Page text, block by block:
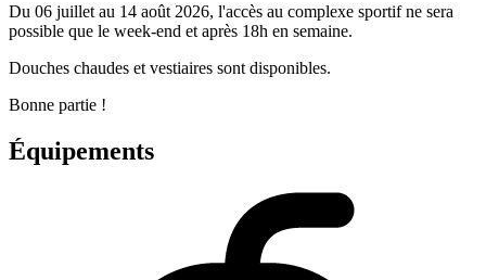
Du 06 juillet au 14 août 2026, l'accès au complexe sportif ne sera
possible que le week-end et après 18h en semaine.
Douches chaudes et vestiaires sont disponibles.
Bonne partie !
Équipements